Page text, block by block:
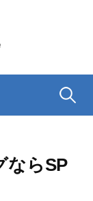
検
ならSP